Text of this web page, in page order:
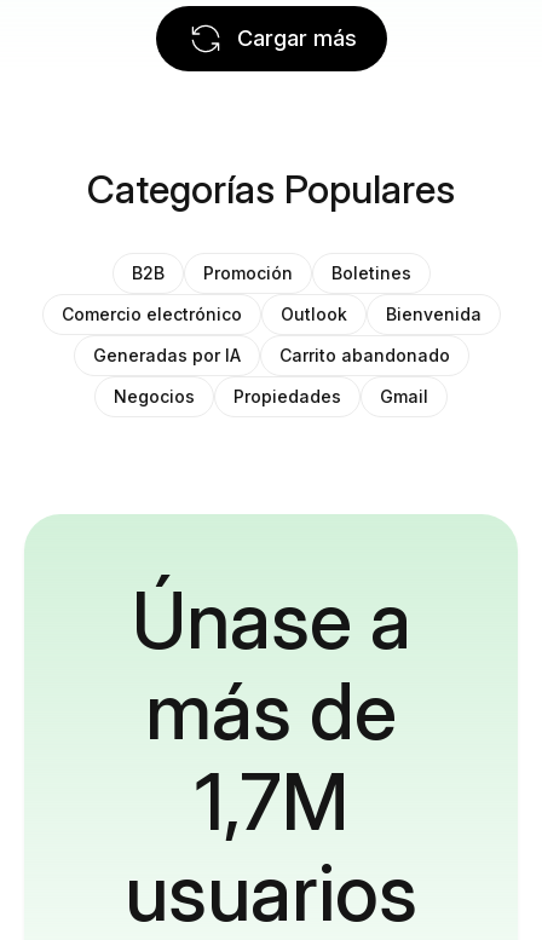
Cargar más
Categorías Populares
B2B Promoción
Boletines
Comercio electrónico
Outlook
Bienvenida
Generadas por IA
Carrito abandonado
Negocios
Propiedades Gmail
Únase a
más de
1,7M
usuarios